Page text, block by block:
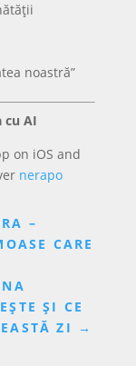
noastră”
cu AI
on iOS and
nerapo
–
CARE
ȘI CE
ZI →